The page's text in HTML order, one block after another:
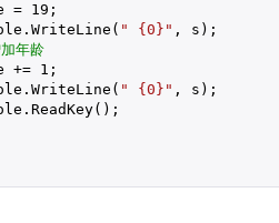
=
19 ;
" {0}" , s);
年龄
+=
1 ;
" {0}" , s);